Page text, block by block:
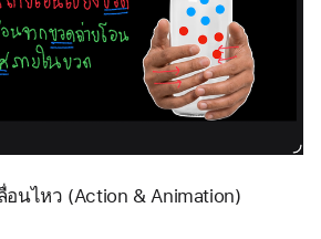
อนไหว (Action & Animation)